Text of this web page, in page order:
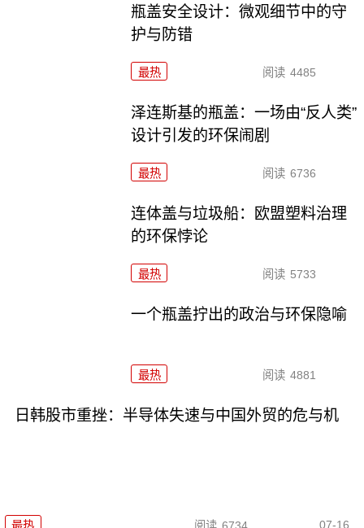
瓶盖安全设计：微观细节中的守
护与防错
最热 阅读 4485
泽连斯基的瓶盖：一场由“反人类”
设计引发的环保闹剧
最热 阅读 6736
连体盖与垃圾船：欧盟塑料治理
的环保悖论
最热 阅读 5733
一个瓶盖拧出的政治与环保隐喻
最热 阅读 4881
日韩股市重挫：半导体失速与中国外贸的危与机
07-16